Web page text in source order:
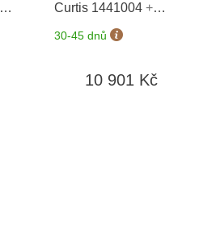
Curtis 1441004 +
možnost výměny do 90
dní
30-45 dnů
10 901 Kč